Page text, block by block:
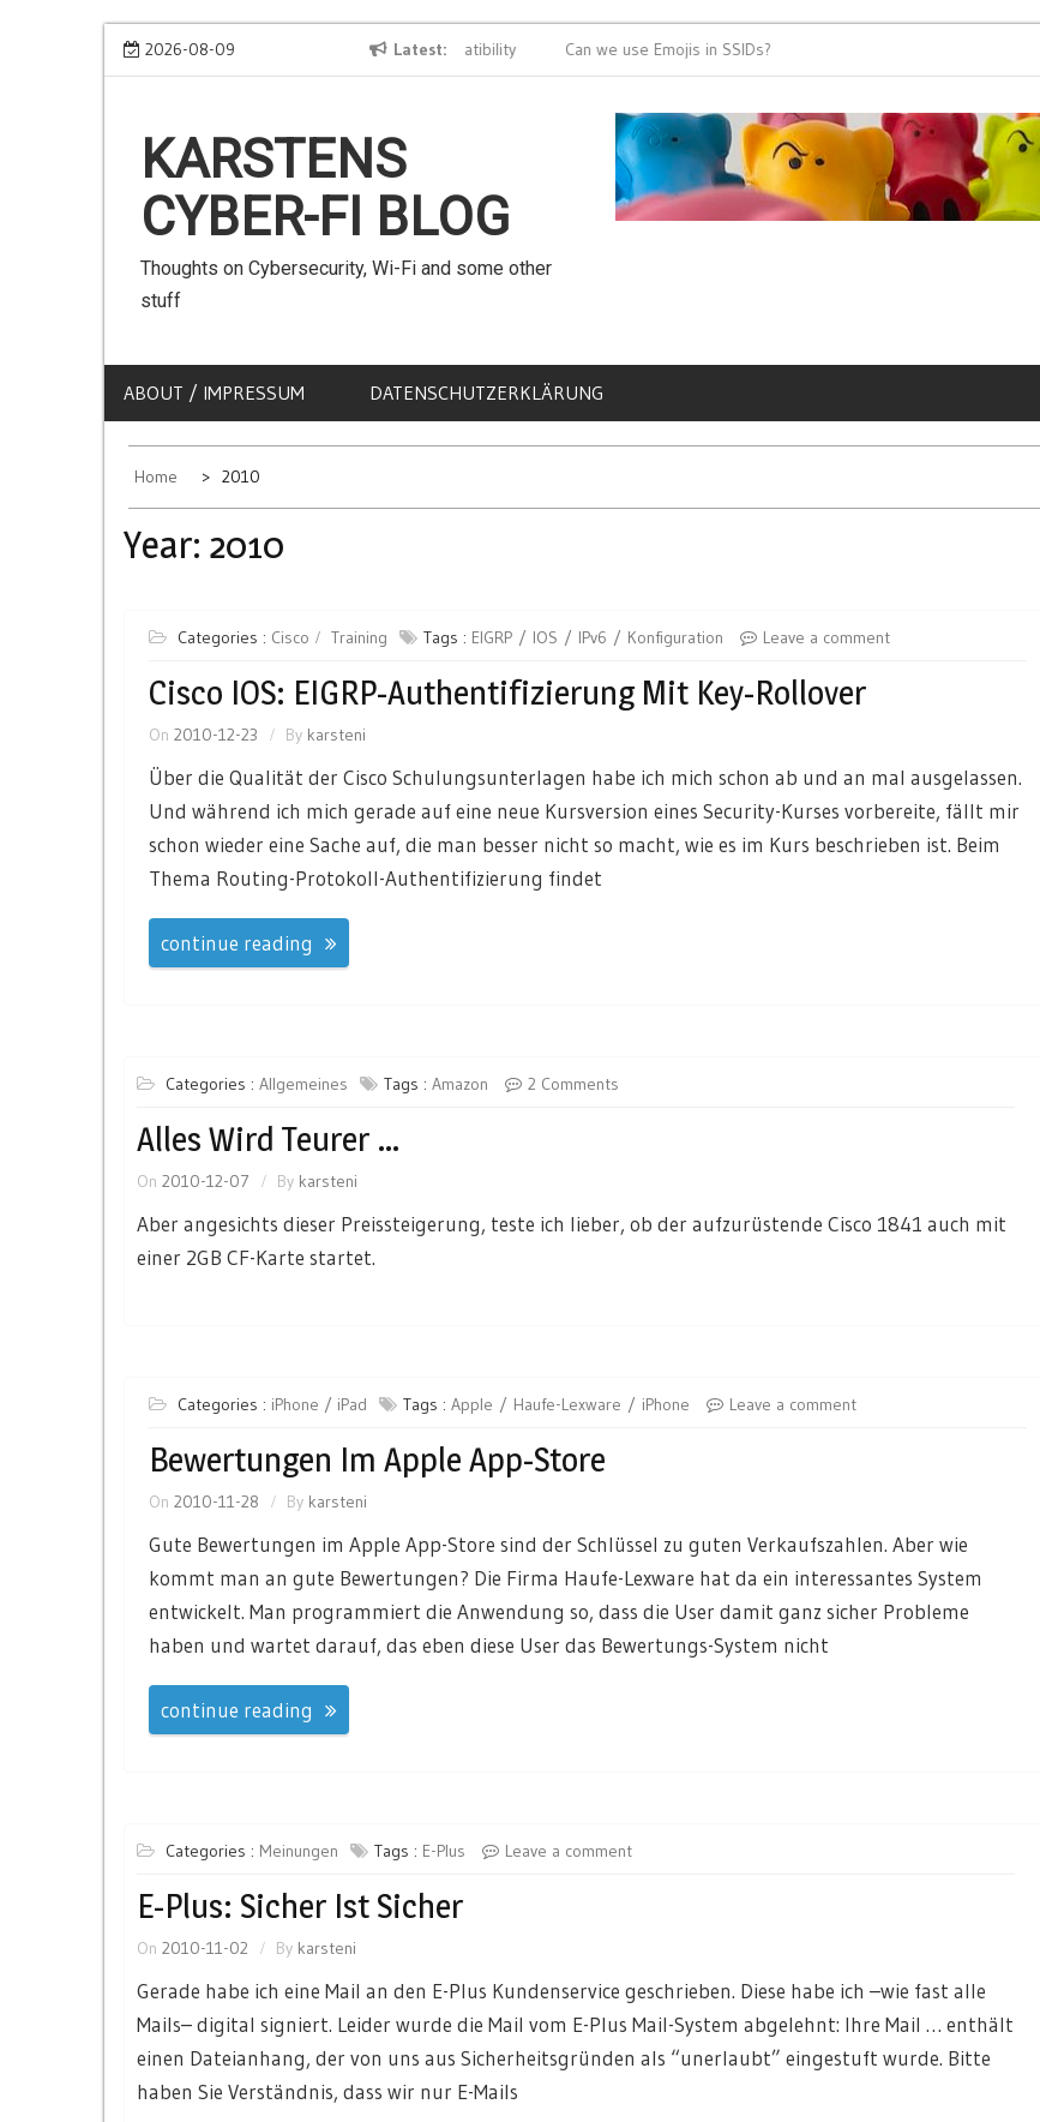
Skip
2026-08-09 Latest
We can use Emojis in SSIDs! – The Client Compatibility Can we use Emojis in SSIDs?
KARSTENS
CYBER-FI BLOG
Thoughts on Cybersecurity, Wi-Fi and some other
stuff
ABOUT / IMPRESSUM DATENSCHUTZERKLÄRUNG
Home 2010
Year: 2010
Categories : Cisco Training Tags : EIGRP IOS IPv6 Konfiguration Leave a comment
Cisco IOS: EIGRP-Authentifizierung Mit Key-Rollover
On 2010-12-23 By karsteni
Über die Qualität der Cisco Schulungsunterlagen habe ich mich schon ab und an mal ausgelassen.
Und während ich mich gerade auf eine neue Kursversion eines Security-Kurses vorbereite, fällt mir
schon wieder eine Sache auf, die man besser nicht so macht, wie es im Kurs beschrieben ist. Beim
Thema Routing-Protokoll-Authentifizierung findet
continue reading
Categories : Allgemeines Tags : Amazon 2 Comments
Alles Wird Teurer …
On 2010-12-07 By karsteni
Aber angesichts dieser Preissteigerung, teste ich lieber, ob der aufzurüstende Cisco 1841 auch mit
einer 2GB CF-Karte startet.
Categories : iPhone / iPad Tags : Apple Haufe-Lexware iPhone Leave a comment
Bewertungen Im Apple App-Store
On 2010-11-28 By karsteni
Gute Bewertungen im Apple App-Store sind der Schlüssel zu guten Verkaufszahlen. Aber wie
kommt man an gute Bewertungen? Die Firma Haufe-Lexware hat da ein interessantes System
entwickelt. Man programmiert die Anwendung so, dass die User damit ganz sicher Probleme
haben und wartet darauf, das eben diese User das Bewertungs-System nicht
continue reading
Categories : Meinungen Tags : E-Plus Leave a comment
E-Plus: Sicher Ist Sicher
On 2010-11-02 By karsteni
Gerade habe ich eine Mail an den E-Plus Kundenservice geschrieben. Diese habe ich –wie fast alle
Mails– digital signiert. Leider wurde die Mail vom E-Plus Mail-System abgelehnt: Ihre Mail … enthält
einen Dateianhang, der von uns aus Sicherheitsgründen als “unerlaubt” eingestuft wurde. Bitte
haben Sie Verständnis, dass wir nur E-Mails